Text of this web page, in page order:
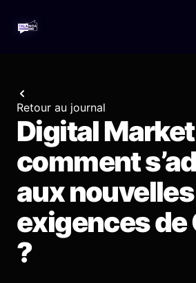
Retour au journal
Digital
comment
aux nouvelles
exigences de
?